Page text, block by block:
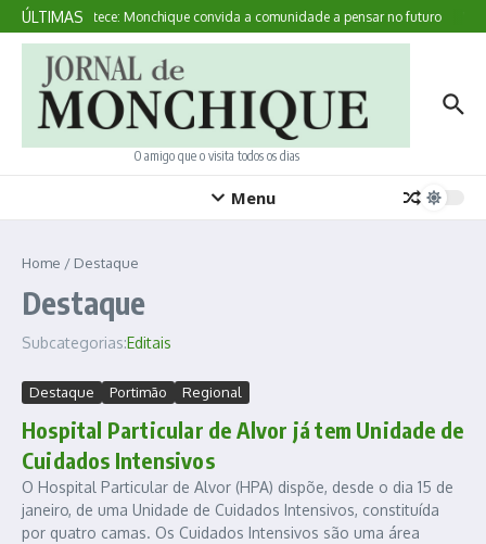
Ir para o conteúdo
ÚLTIMAS
Aqui Acontece: Monchique convida a comunidade a pensar no futuro
O amigo que o visita todos os dias
Menu
Home / Destaque
Destaque
Subcategorias:Editais
Destaque Portimão Regional
Hospital Particular de Alvor já tem Unidade de
Cuidados Intensivos
O Hospital Particular de Alvor (HPA) dispõe, desde o dia 15 de
janeiro, de uma Unidade de Cuidados Intensivos, constituída
por quatro camas. Os Cuidados Intensivos são uma área